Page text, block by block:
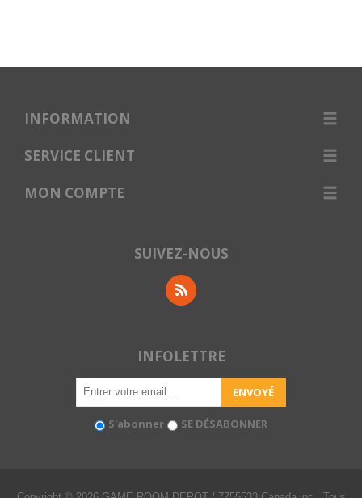
INFORMATION
SERVICE CLIENT
MON COMPTE
SUIVEZ-NOUS
INFOLETTRE
S'abonner SE DÉSABONNER